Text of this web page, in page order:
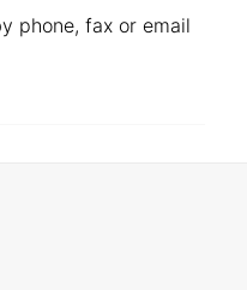
phone, fax or email